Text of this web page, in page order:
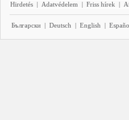
Hirdetés | Adatvédelem | Friss hírek |
Български | Deutsch | English |